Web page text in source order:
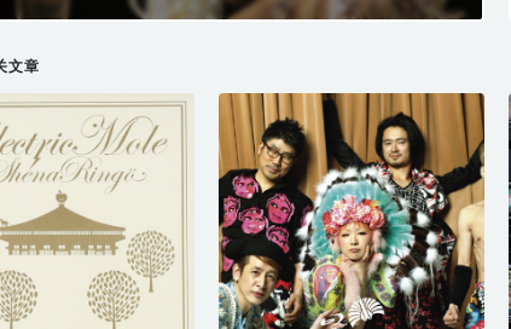
LETTER あなたに伝えたくて～(2013) BD蓝光原盘 42.4G
文章